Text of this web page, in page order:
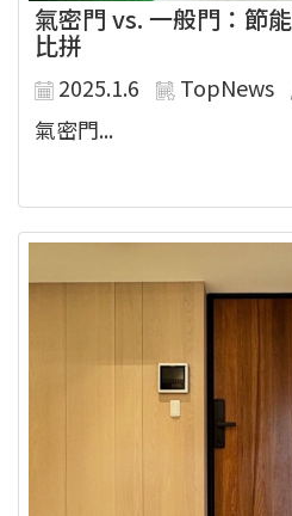
氣密門 vs. 一般門：節
比拼
2025.1.6 TopNews
氣密門...